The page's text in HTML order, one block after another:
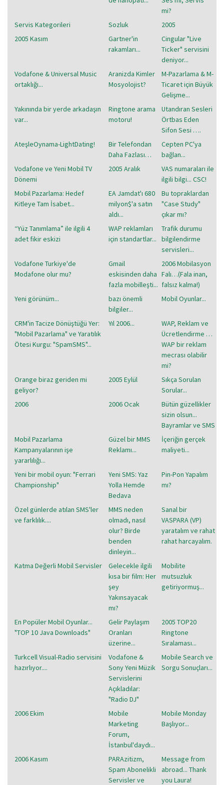
mi?
Servis Kategorileri
Sozluk
2005
2005 Kasım
Gartner'in
rakamları...
Cingular "Live
Ticker" servisini
deniyor...
Vodafone & Universal Music
ortaklığı...
Aranizda Kimler
Mosyolojist?
M-Pazarlama & M-
Ticaret için Büyük
Gelişme...
Yakınında bir yerde arkadaşın
var...
Ringtone arama
motoru!
Utandıran Sesleri
Örtbas Eden
Sifon Sesi ….
AteşleOynama-LightDating!
Bir Telefondan
Daha Fazlası…
Cepten PC'ya
bağlan...
Vodafone ve Yeni Mobil TV
Dönemi
2005 Aralık
VAS numaraları ile
ilgili bilgi... CSC!
Mobil Pazarlama: Hedef
Kitleye Tam İsabet...
EA Jamdat'ı 680
milyon$'a satın
aldı...
Bu topraklardan
"Case Study"
çıkar mı?
“Yüz Tanımlama” ile ilgili 4
adet fikir eskizi
WAP reklamları
için standartlar...
Trafik durumu
bilgilendirme
servisleri...
Vodafone Turkiye'de
Modafone olur mu?
Gmail
eskisinden daha
fazla mobilleşti...
2006 Mobilasyon
Falı…(Fala inan,
falsız kalma!)
Yeni görünüm...
bazı önemli
bilgiler...
Mobil Oyunlar...
CRM'in Tacize Dönüştüğü Yer:
"Mobil Pazarlama" ve Yaratılık
Ötesi Kurgu: "SpamSMS"...
Yıl 2006...
WAP, Reklam ve
Ücretlendirme …
WAP bir reklam
mecrası olabilir
mi?
Orange biraz geriden mi
geliyor?
2005 Eylül
Sıkça Sorulan
Sorular...
2006
2006 Ocak
Bütün güzellikler
sizin olsun...
Bayramlar ve SMS
Mobil Pazarlama
Kampanyalarının işe
yararlılığı...
Güzel bir MMS
Reklamı...
İçeriğin gerçek
maliyeti...
Yeni bir mobil oyun: "Ferrari
Championship"
Yeni SMS: Yaz
Yolla Hemde
Bedava
Pin-Pon Yapalım
mı?
Özel günlerde atılan SMS'ler
ve farklılık....
MMS neden
olmadı, nasıl
olur? Birde
benden
dinleyin...
Sanal bir
VASPARA (VP)
yaratalım ve rahat
rahat harcayalım.
Katma Değerli Mobil Servisler
Gelecekle ilgili
kısa bir film: Her
şey
Yakınsayacak
mı?
Mobilite
mutsuzluk
getiriyormuş...
En Popüler Mobil Oyunlar...
"TOP 10 Java Downloads"
Gelir Paylaşım
Oranları
üzerine...
2005 TOP20
Ringtone
Sıralaması...
Turkcell Visual-Radio servisini
hazırlıyor....
Vodafone &
Sony Yeni Müzik
Servislerini
Açıkladılar:
"Radio DJ"
Mobile Search ve
Sorgu Sonuçları...
2006 Ekim
Mobile
Marketing
Forum,
İstanbul'daydı...
Mobile Monday
Başlıyor...
2006 Kasım
PARAzitizm,
Spam Abonelikli
Servisler ve
Message from
abroad... Thank
you Laura!